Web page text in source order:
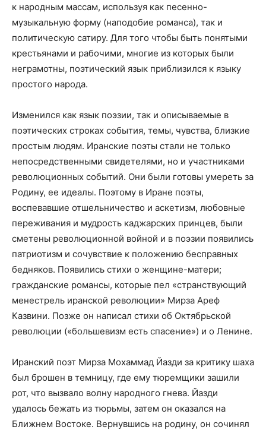
к народным массам, используя как песенно-
музыкальную форму (наподобие романса), так и
политическую сатиру. Для того чтобы быть понятыми
крестьянами и рабочими, многие из которых были
неграмотны, поэтический язык приблизился к языку
простого народа.
Изменился как язык поэзии, так и описываемые в
поэтических строках события, темы, чувства, близкие
простым людям. Иранские поэты стали не только
непосредственными свидетелями, но и участниками
революционных событий. Они были готовы умереть за
Родину, ее идеалы. Поэтому в Иране поэты,
воспевавшие отшельничество и аскетизм, любовные
переживания и мудрость каджарских принцев, были
сметены революционной войной и в поэзии появились
патриотизм и сочувствие к положению бесправных
бедняков. Появились стихи о женщине-матери;
гражданские романсы, которые пел «странствующий
менестрель иранской революции» Мирза Ареф
Казвини. Позже он написал стихи об Октябрьской
революции («большевизм есть спасение») и о Ленине.
Иранский поэт Мирза Мохаммад Йазди за критику шаха
был брошен в темницу, где ему тюремщики зашили
рот, что вызвало волну народного гнева. Йазди
удалось бежать из тюрьмы, затем он оказался на
Ближнем Востоке. Вернувшись на родину, он сочинял